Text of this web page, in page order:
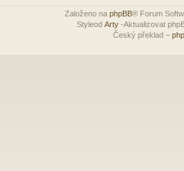
Založeno na phpBB® Forum
Styleod Arty-Aktualizovat
Český překlad –